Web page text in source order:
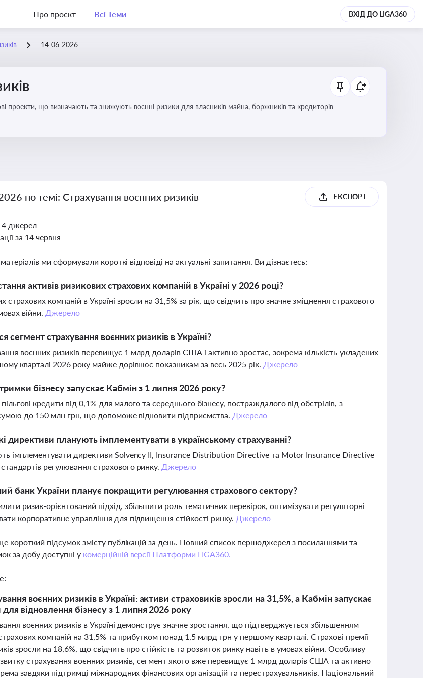
Про проєкт Всі Теми ВХІД ДО LIGA360
14-06-2026
проекти, що визначають та знижують воєнні ризики для власників майна, боржників та кредиторів
по темі: Страхування воєнних ризиків ЕКСПОРТ
джерел
за 14 червня
ми сформували короткі відповіді на актуальні запитання. Ви дізнаєтесь:
активів ризикових страхових компаній в Україні у 2026 році?
страхових компаній в Україні зросли на 31,5% за рік, що свідчить про значне зміцнення страхового
війни. Джерело
сегмент страхування воєнних ризиків в Україні?
воєнних ризиків перевищує 1 млрд доларів США і активно зростає, зокрема кількість укладених
кварталі 2026 року майже дорівнює показникам за весь 2025 рік. Джерело
бізнесу запускає Кабмін з 1 липня 2026 року?
кредити під 0,1% для малого та середнього бізнесу, постраждалого від обстрілів, з
до 150 млн грн, що допоможе відновити підприємства. Джерело
директиви планують імплементувати в українському страхуванні?
імплементувати директиви Solvency II, Insurance Distribution Directive та Motor Insurance Directive
регулювання страхового ринку. Джерело
банк України планує покращити регулювання страхового сектору?
ризик-орієнтований підхід, збільшити роль тематичних перевірок, оптимізувати регуляторні
корпоративне управління для підвищення стійкості ринку. Джерело
короткий підсумок змісту публікацій за день. Повний список першоджерел з посиланнями та
за добу доступні у комерційній версії Платформи LIGA360.
воєнних ризиків в Україні: активи страховиків зросли на 31,5%, а Кабмін запускає
для відновлення бізнесу з 1 липня 2026 року
воєнних ризиків в Україні демонструє значне зростання, що підтверджується збільшенням
компаній на 31,5% та прибутком понад 1,5 млрд грн у першому кварталі. Страхові премії
зросли на 18,6%, що свідчить про стійкість та розвиток ринку навіть в умовах війни. Особливу
страхування воєнних ризиків, сегмент якого вже перевищує 1 млрд доларів США та активно
завдяки підтримці міжнародних фінансових організацій та перестрахувальників. Національний